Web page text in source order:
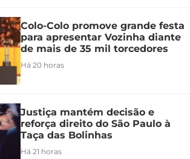
Colo-Colo promove grande festa
para apresentar Vozinha diante
de mais de 35 mil torcedores
Há 20 horas
Justiça mantém decisão e
reforça direito do São Paulo à
Taça das Bolinhas
Há 21 horas